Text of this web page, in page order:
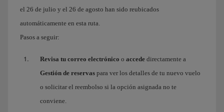
el 26 de julio y el 26 de agosto han sido reubicados
automáticamente en esta ruta.
Pasos a seguir:
Revisa tu correo electrónico o accede directamente a
Gestión de reservas para ver los detalles de tu nuevo vuelo
o solicitar el reembolso si la opción asignada no te
conviene.